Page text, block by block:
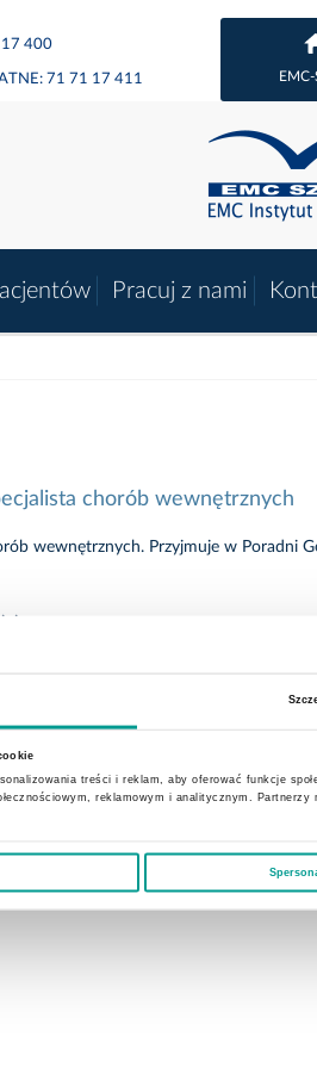
treści i reklam, aby oferować funkcje
reklamowym i analitycznym.
400
71 71 17 411 EMC-
Pracuj z nami
chorób wewnętrznych
wewnętrznych. Przyjmuje w Poradni